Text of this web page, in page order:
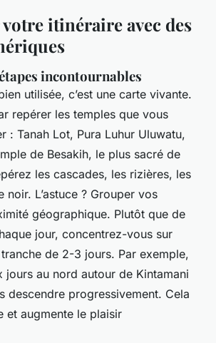
itinéraire avec des
incontournables
utilisée, c’est une carte vivante.
repérer les temples que vous
: Tanah Lot, Pura Luhur Uluwatu,
de Besakih, le plus sacré de
les cascades, les rizières, les
noir. L’astuce ? Grouper vos
géographique. Plutôt que de
jour, concentrez-vous sur
de 2-3 jours. Par exemple,
jours au nord autour de Kintamani
descendre progressivement. Cela
et augmente le plaisir